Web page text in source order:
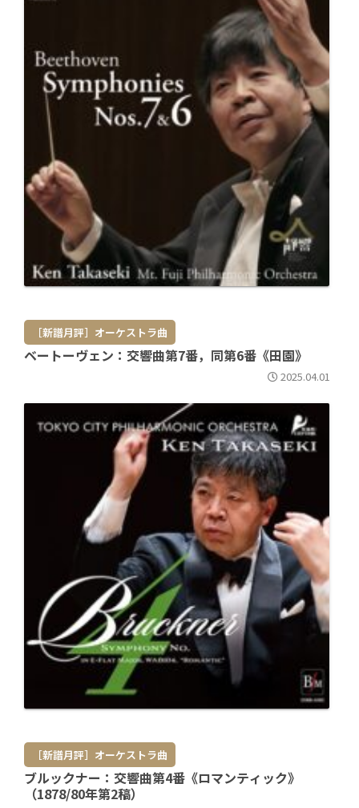
［新譜月評］オーケストラ曲
ベートーヴェン：交響曲第7番，同第6番《田園》
2025.04.01
［新譜月評］オーケストラ曲
ブルックナー：交響曲第4番《ロマンティック》
（1878/80年第2稿）